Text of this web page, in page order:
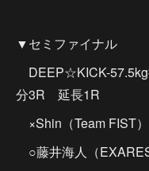
▼セミファイナル
DEEP☆KICK-57.5kg
分3R 延長1R
×Shin（Team FIST）
○藤井海人（EXARES